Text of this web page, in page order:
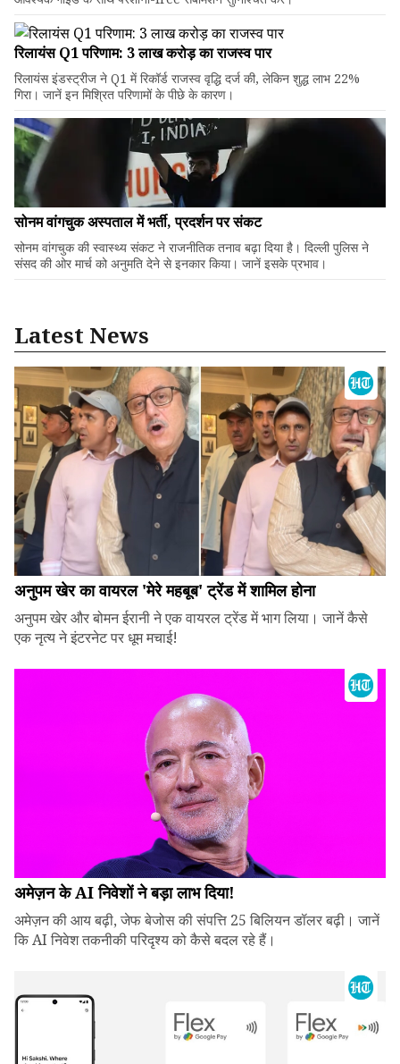
रिलायंस Q1 परिणाम: ₹3 लाख करोड़ का राजस्व पार
रिलायंस इंडस्ट्रीज ने Q1 में रिकॉर्ड राजस्व वृद्धि दर्ज की, लेकिन शुद्ध लाभ 22%
गिरा। जानें इन मिश्रित परिणामों के पीछे के कारण।
सोनम वांगचुक अस्पताल में भर्ती, प्रदर्शन पर संकट
सोनम वांगचुक की स्वास्थ्य संकट ने राजनीतिक तनाव बढ़ा दिया है। दिल्ली पुलिस ने
संसद की ओर मार्च को अनुमति देने से इनकार किया। जानें इसके प्रभाव।
Latest News
अनुपम खेर का वायरल 'मेरे महबूब' ट्रेंड में शामिल होना
अनुपम खेर और बोमन ईरानी ने एक वायरल ट्रेंड में भाग लिया। जानें कैसे
एक नृत्य ने इंटरनेट पर धूम मचाई!
अमेज़न के AI निवेशों ने बड़ा लाभ दिया!
अमेज़न की आय बढ़ी, जेफ बेजोस की संपत्ति 25 बिलियन डॉलर बढ़ी। जानें
कि AI निवेश तकनीकी परिदृश्य को कैसे बदल रहे हैं।